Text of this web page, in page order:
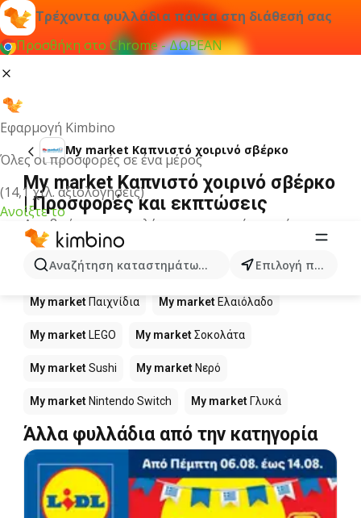
Τρέχοντα φυλλάδια πάντα στη διάθεσή σας
Προσθήκη στο Chrome - ΔΩΡΕΑΝ
Εφαρμογή Kimbino
Όλες οι προσφορές σε ένα μέρος
(14,1 χιλ. αξιολογήσεις)
Ανοίξτε το
Αναζήτηση καταστημάτων, κατηγοριών, προϊόντων...
Επιλογή πόλης
My market Καπνιστό χοιρινό σβέρκο
My market Καπνιστό χοιρινό σβέρκο
| Προσφορές και εκπτώσεις
Δεν βρήκαμε αποτελέσματα για αυτόν τον όρο.
Άλλα προϊόντα στα καταστήματα
My market
My market Παιχνίδια My market Ελαιόλαδο
My market LEGO My marketΣοκολάτα
My marketSushi My market Νερό
My market Nintendo Switch My market Γλυκά
Άλλα φυλλάδια από την κατηγορία